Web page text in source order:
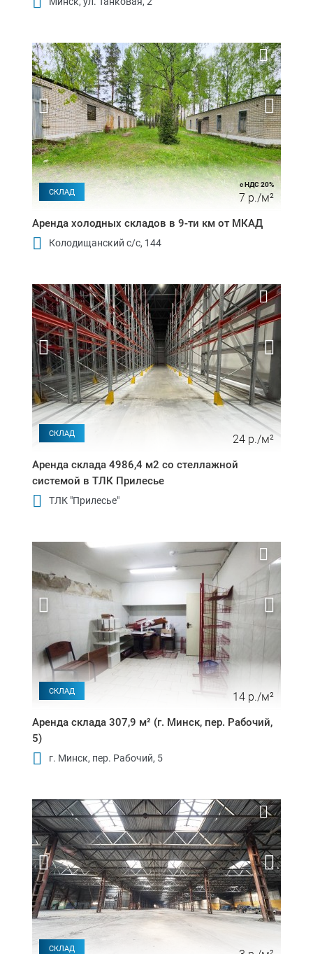
СКЛАД
с НДС 20%
7 р./м²
Аренда холодных складов в 9-ти км от МКАД
Колодищанский с/с, 144
СКЛАД 24 р./м²
Аренда склада 4986,4 м2 со стеллажной
системой в ТЛК Прилесье
ТЛК "Прилесье"
СКЛАД 14 р./м²
Аренда склада 307,9 м² (г. Минск, пер. Рабочий,
5)
г. Минск, пер. Рабочий, 5
СКЛАД